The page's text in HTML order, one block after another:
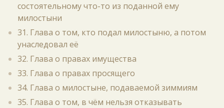
состоятельному что-то из поданной ему
милостыни
31. Глава о том, кто подал милостыню, а потом
унаследовал её
32. Глава о правах имущества
33. Глава о правах просящего
34. Глава о милостыне, подаваемой зиммиям
35. Глава о том, в чём нельзя отказывать